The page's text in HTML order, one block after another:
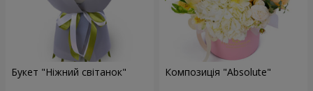
Букет "Ніжний світанок" Композиція "Absolute"